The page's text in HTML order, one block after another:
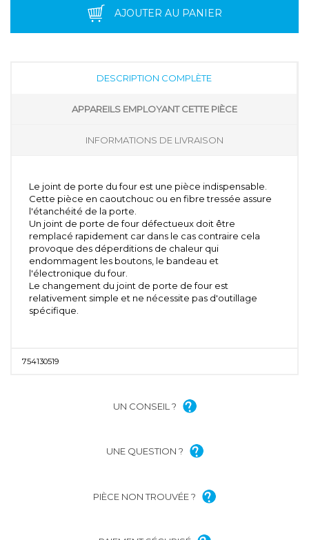
AJOUTER AU PANIER
DESCRIPTION COMPLÈTE
APPAREILS EMPLOYANT CETTE PIÈCE
INFORMATIONS DE LIVRAISON
Le joint de porte du four est une pièce indispensable.
Cette pièce en caoutchouc ou en fibre tressée assure
l'étanchéité de la porte.
Un joint de porte de four défectueux doit être
remplacé rapidement car dans le cas contraire cela
provoque des déperditions de chaleur qui
endommagent les boutons, le bandeau et
l'électronique du four.
Le changement du joint de porte de four est
relativement simple et ne nécessite pas d'outillage
spécifique.
754130519
UN CONSEIL ?
UNE QUESTION ?
PIÈCE NON TROUVÉE ?